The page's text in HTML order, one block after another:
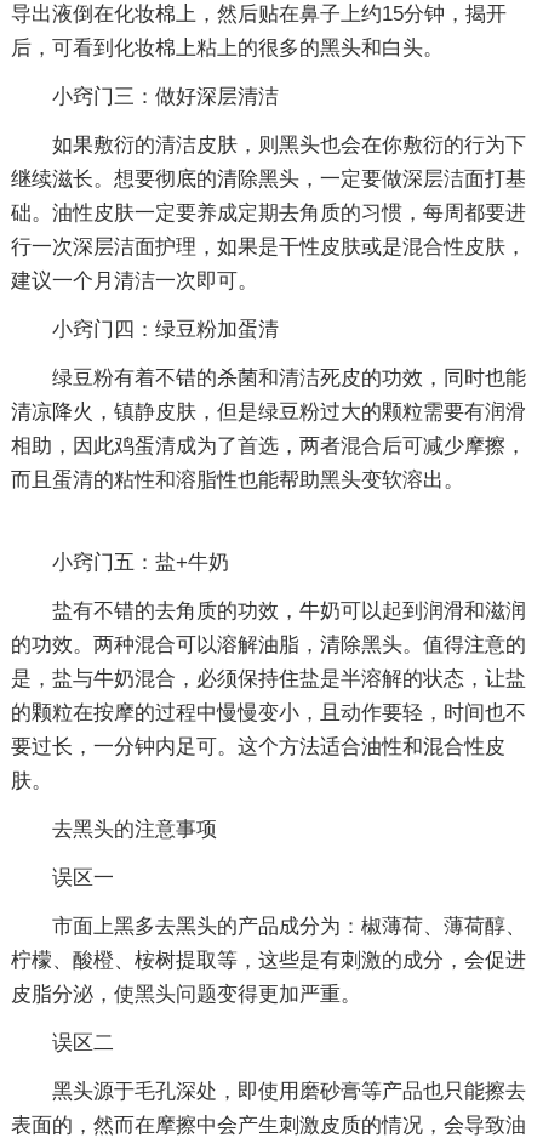
导出液倒在化妆棉上，然后贴在鼻子上约15分钟，揭开
后，可看到化妆棉上粘上的很多的黑头和白头。
小窍门三：做好深层清洁
如果敷衍的清洁皮肤，则黑头也会在你敷衍的行为下
继续滋长。想要彻底的清除黑头，一定要做深层洁面打基
础。油性皮肤一定要养成定期去角质的习惯，每周都要进
行一次深层洁面护理，如果是干性皮肤或是混合性皮肤，
建议一个月清洁一次即可。
小窍门四：绿豆粉加蛋清
绿豆粉有着不错的杀菌和清洁死皮的功效，同时也能
清凉降火，镇静皮肤，但是绿豆粉过大的颗粒需要有润滑
相助，因此鸡蛋清成为了首选，两者混合后可减少摩擦，
而且蛋清的粘性和溶脂性也能帮助黑头变软溶出。
小窍门五：盐+牛奶
盐有不错的去角质的功效，牛奶可以起到润滑和滋润
的功效。两种混合可以溶解油脂，清除黑头。值得注意的
是，盐与牛奶混合，必须保持住盐是半溶解的状态，让盐
的颗粒在按摩的过程中慢慢变小，且动作要轻，时间也不
要过长，一分钟内足可。这个方法适合油性和混合性皮
肤。
去黑头的注意事项
误区一
市面上黑多去黑头的产品成分为：椒薄荷、薄荷醇、
柠檬、酸橙、桉树提取等，这些是有刺激的成分，会促进
皮脂分泌，使黑头问题变得更加严重。
误区二
黑头源于毛孔深处，即使用磨砂膏等产品也只能擦去
表面的，然而在摩擦中会产生刺激皮质的情况，会导致油